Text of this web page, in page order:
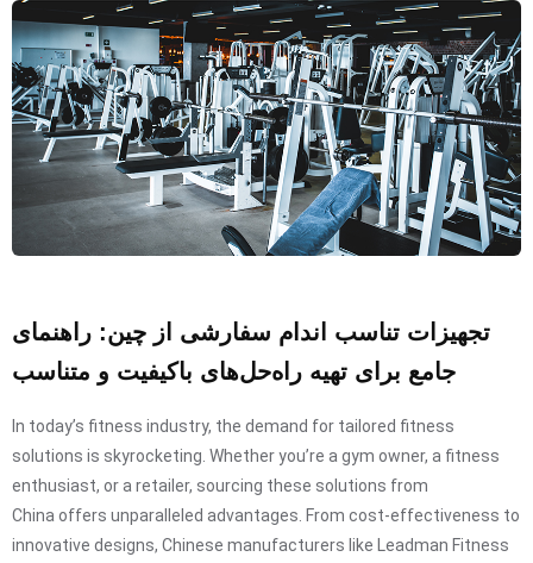
تجهیزات تناسب اندام سفارشی از چین: راهنمای
جامع برای تهیه راه‌حل‌های باکیفیت و متناسب
In today’s fitness industry, the demand for tailored fitness
solutions is skyrocketing. Whether you’re a gym owner, a fitness
enthusiast, or a retailer, sourcing these solutions from
China offers unparalleled advantages. From cost-effectiveness to
innovative designs, Chinese manufacturers like Leadman Fitness